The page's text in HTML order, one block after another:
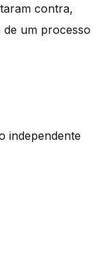
contra,
um processo
independente